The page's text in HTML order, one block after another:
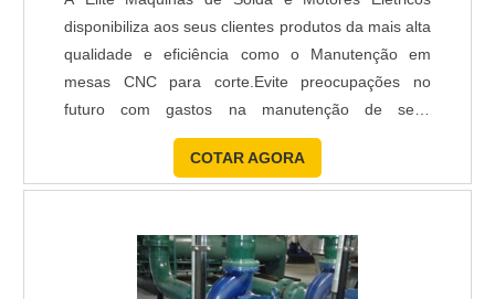
disponibiliza aos seus clientes produtos da mais alta
qualidade e eficiência como o Manutenção em
mesas CNC para corte.Evite preocupações no
futuro com gastos na manutenção de seus
equipamentos, adquirindo produtos com qualidade
e durabilidade que a Elite Maquinas de Solda e
Motores Elétricos disponibiliza aos seus clientes.
em mesas CNC para co...
COTAR AGORA